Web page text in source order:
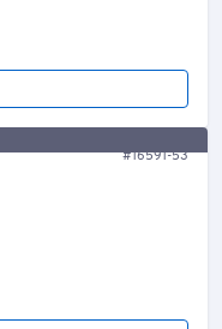
#16591-53